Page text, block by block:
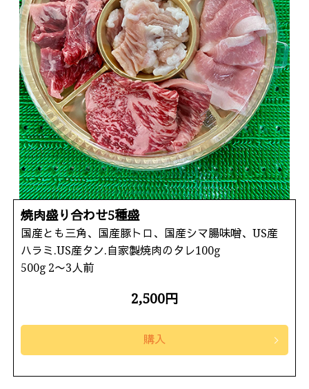
焼肉盛り合わせ5種盛
国産とも三角、国産豚トロ、国産シマ腸味噌、US産
ハラミ.US産タン.自家製焼肉のタレ100g
500g 2〜3人前
2,500円
購入